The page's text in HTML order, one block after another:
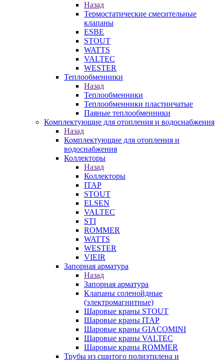
Назад
Термостатические смесительные
клапаны
ESBE
STOUT
WATTS
VALTEC
WESTER
Теплообменники
Назад
Теплообменники
Теплообменники пластинчатые
Паяные теплообменники
Комплектующие для отопления и водоснабжения
Назад
Комплектующие для отопления и
водоснабжения
Коллекторы
Назад
Коллекторы
ITAP
STOUT
ELSEN
VALTEC
STI
ROMMER
WATTS
WESTER
VIEIR
Запорная арматура
Назад
Запорная арматура
Клапаны соленойдные
(электромагнитные)
Шаровые краны STOUT
Шаровые краны ITAP
Шаровые краны GIACOMINI
Шаровые краны VALTEC
Шаровые краны ROMMER
Трубы из сшитого полиэтилена и